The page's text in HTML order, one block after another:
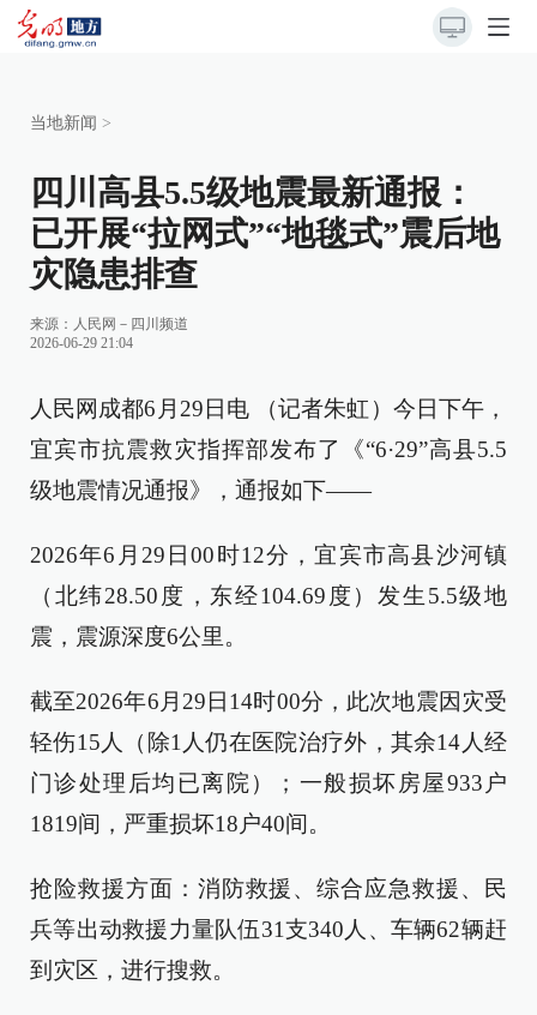
当地新闻 >
四川高县5.5级地震最新通报：
已开展“拉网式”“地毯式”震后地
灾隐患排查
来源： 人民网－四川频道
2026-06-29 21:04
人民网成都6月29日电 （记者朱虹）今日下午，
宜宾市抗震救灾指挥部发布了《“6·29”高县5.5
级地震情况通报》，通报如下——
2026年6月29日00时12分，宜宾市高县沙河镇
（北纬28.50度，东经104.69度）发生5.5级地
震，震源深度6公里。
截至2026年6月29日14时00分，此次地震因灾受
轻伤15人（除1人仍在医院治疗外，其余14人经
门诊处理后均已离院）；一般损坏房屋933户
1819间，严重损坏18户40间。
抢险救援方面：消防救援、综合应急救援、民
兵等出动救援力量队伍31支340人、车辆62辆赶
到灾区，进行搜救。